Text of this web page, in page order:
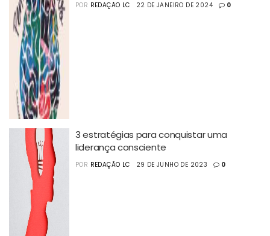
POR REDAÇÃO LC 22 DE JANEIRO DE 2024 0
3 estratégias para conquistar uma
liderança consciente
POR REDAÇÃO LC 29 DE JUNHO DE 2023 0